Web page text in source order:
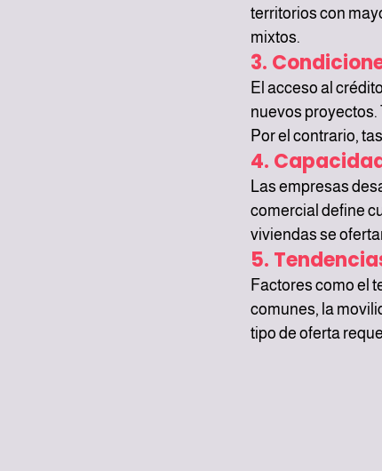
territorios con
mixtos.
3.
El acceso al
nuevos proyectos.
Por el contrario,
4.
Las empresas
comercial define
viviendas se
5.
Factores como el
comunes, la
tipo de oferta